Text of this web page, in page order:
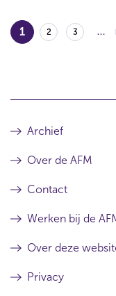
1 2 3 ...
Archief
Over de AFM
Contact
Werken bij de
Over deze
Privacy